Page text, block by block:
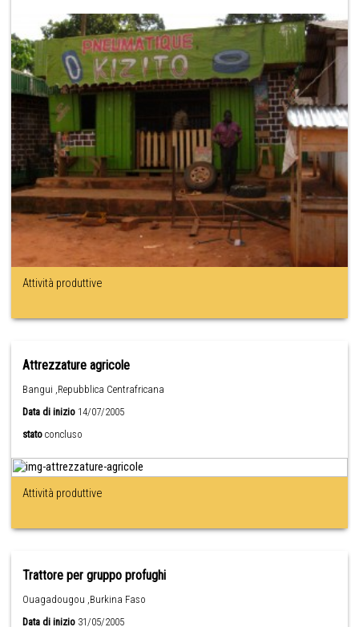
Attività produttive
Attrezzature agricole
Bangui ,Repubblica Centrafricana
Data di inizio 14/07/2005
stato concluso
Attività produttive
Trattore per gruppo profughi
Ouagadougou ,Burkina Faso
Data di inizio 31/05/2005